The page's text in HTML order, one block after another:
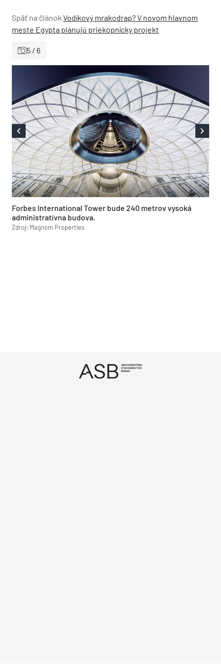
Späť na článok Vodíkový mrakodrap? V novom hlavnom
meste Egypta plánujú priekopnícky projekt
5 / 6
Forbes International Tower bude 240 metrov vysoká
administratívna budova.
Zdroj: Magnom Properties